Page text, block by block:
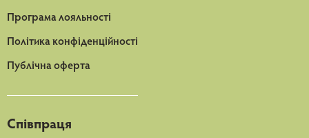
Програма лояльності
Політика конфіденційності
Публічна оферта
Співпраця